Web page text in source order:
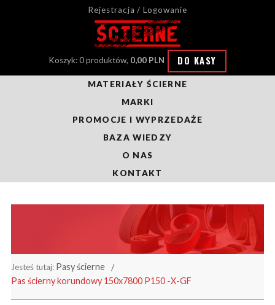
Rejestracja / Logowanie
Koszyk: 0 produktów, 0,00 PLN DO KASY
MATERIAŁY ŚCIERNE
MARKI
PROMOCJE I WYPRZEDAŻE
BAZA WIEDZY
O NAS
KONTAKT
Jesteś tutaj: Pasy ścierne
Pas ścierny korundowy 150x7800 P150 -X-GF